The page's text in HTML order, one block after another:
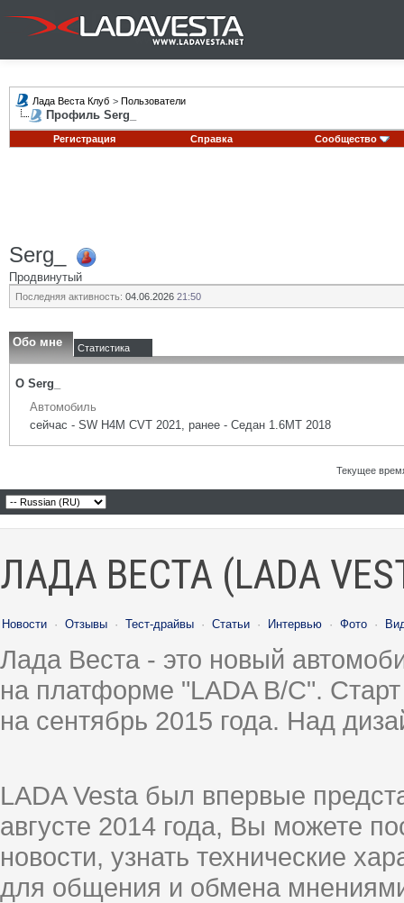
Лада Веста Клуб > Пользователи
Профиль Serg_
Регистрация Справка Сообщество
Serg_
Продвинутый
Последняя активность: 04.06.2026 21:50
Обо мне Статистика
О Serg_
Автомобиль
сейчас - SW H4M CVT 2021, ранее - Седан 1.6МТ 2018
Текущее
ЛАДА ВЕСТА (LADA
Новости · Отзывы · Тест-драйвы · Статьи · Интервью · Фото ·
Лада Веста - это новый
на платформе "LADA B/C".
на сентябрь 2015 года. Над
LADA Vesta был впервые
августе 2014 года, Вы можете
новости, узнать технические
для общения и обмена